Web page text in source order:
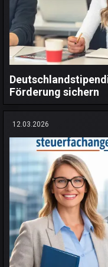
Förderung sichern
12.03.2026